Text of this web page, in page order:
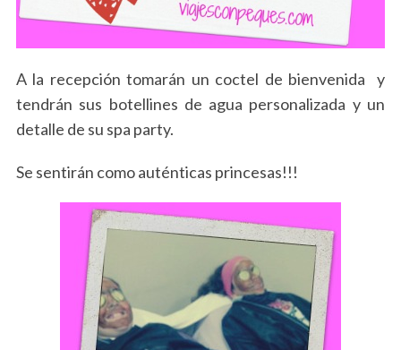
A la recepción tomarán un coctel de bienvenida y
tendrán sus botellines de agua personalizada y un
detalle de su spa party.
Se sentirán como auténticas princesas!!!
f
: